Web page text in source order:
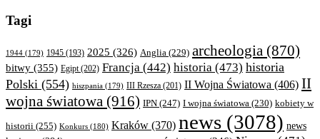
Tagi
1944 (179) 1945 (193) 2025 (326) Anglia (229) archeologia (870)
bitwy (355) Egipt(202) Francja (442) historia (473) historia
Polski (554) hiszpania (179) III Rzesza (201) II Wojna Światowa (406) II
wojna światowa (916) IPN (247) I wojna światowa (230) kobiety w
historii (255) Konkurs (180) Kraków (370) news (3078) news